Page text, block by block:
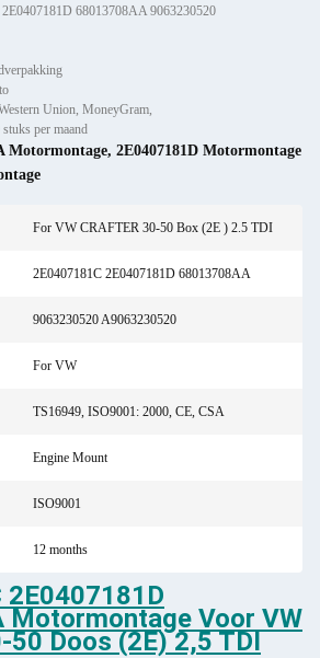
68013708AA 9063230520
Union, MoneyGram,
per maand
Motormontage, 2E0407181D Motormontage
For VW CRAFTER 30-50 Box (2E ) 2.5 TDI
2E0407181C 2E0407181D 68013708AA
9063230520 A9063230520
For VW
TS16949, ISO9001: 2000, CE, CSA
Engine Mount
ISO9001
12 months
2E0407181D
Motormontage Voor VW
50 Doos (2E) 2,5 TDI